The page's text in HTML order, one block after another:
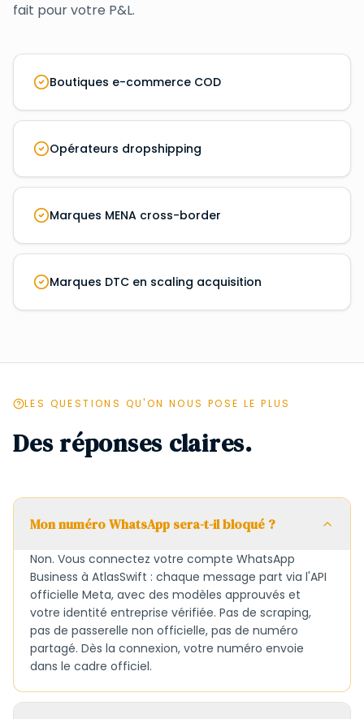
fait pour votre P&L.
Boutiques e-commerce COD
Opérateurs dropshipping
Marques MENA cross-border
Marques DTC en scaling acquisition
LES QUESTIONS QU'ON NOUS POSE LE PLUS
Des réponses claires.
Mon numéro WhatsApp sera-t-il bloqué ?
Non. Vous connectez votre compte WhatsApp
Business à AtlasSwift : chaque message part via l'API
officielle Meta, avec des modèles approuvés et
votre identité entreprise vérifiée. Pas de scraping,
pas de passerelle non officielle, pas de numéro
partagé. Dès la connexion, votre numéro envoie
dans le cadre officiel.